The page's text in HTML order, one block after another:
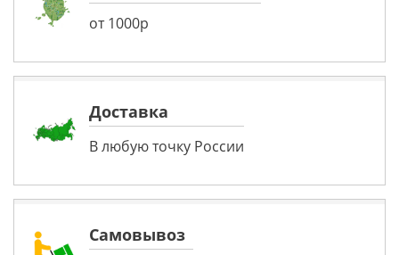
от 1000р
Доставка
В любую точку России
Самовывоз